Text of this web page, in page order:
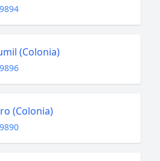
(Colonia)
(Colonia)